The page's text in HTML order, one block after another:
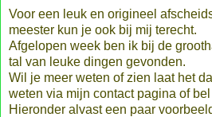
Voor een leuk en origineel
meester kun je ook bij mij terecht.
Afgelopen week ben ik bij de
tal van leuke dingen gevonden.
Wil je meer weten of zien laat het
weten via mijn contact pagina of bel
Hieronder alvast een paar